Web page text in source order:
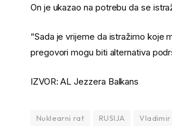
On je ukazao na potrebu da se
“Sada je vrijeme da istražimo koje
pregovori mogu biti alternativa
IZVOR: AL Jezzera Balkans
Nuklearni rat RUSIJA Vladimir